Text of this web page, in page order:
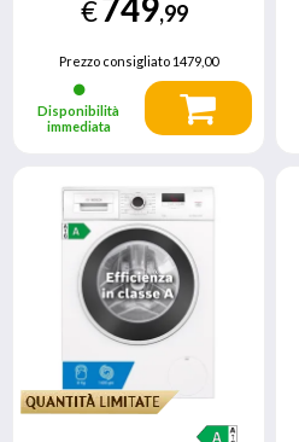
coperti, Classe A
€749,99
Prezzo consigliato1479,00
Disponibilità
immediata